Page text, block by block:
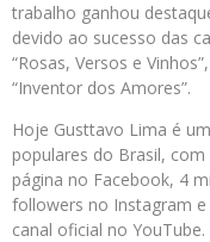
trabalho ganhou
devido ao sucesso das
“Rosas, Versos e
“Inventor dos Amores”.
Hoje Gusttavo Lima é
populares do Brasil,
página no Facebook, 4
followers no Instagram
canal oficial no YouTube.